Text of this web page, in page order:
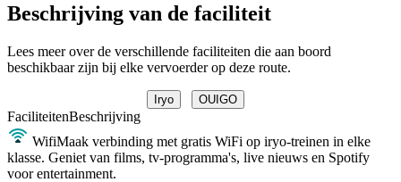
Beschrijving van de faciliteit
Lees meer over de verschillende faciliteiten die aan boord
beschikbaar zijn bij elke vervoerder op deze route.
Iryo OUIGO
FaciliteitenBeschrijving
WifiMaak verbinding met gratis WiFi op iryo-treinen in elke
klasse. Geniet van films, tv-programma's, live nieuws en Spotify
voor entertainment.